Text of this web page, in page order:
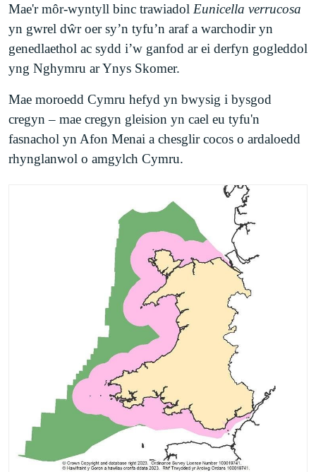
Mae'r môr-wyntyll binc trawiadol Eunicella verrucosa
yn gwrel dŵr oer sy’n tyfu’n araf a warchodir yn
genedlaethol ac sydd i’w ganfod ar ei derfyn gogleddol
yng Nghymru ar Ynys Skomer.
Mae moroedd Cymru hefyd yn bwysig i bysgod
cregyn – mae cregyn gleision yn cael eu tyfu'n
fasnachol yn Afon Menai a chesglir cocos o ardaloedd
rhynglanwol o amgylch Cymru.